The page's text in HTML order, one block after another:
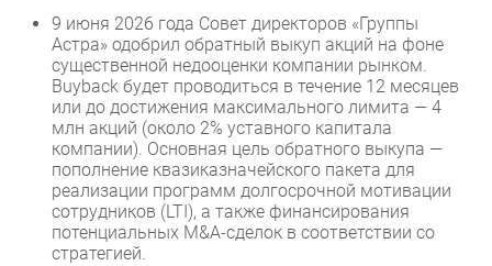
Каталог компаний
9 июня 2026 года Совет директоров «Группы
Астра» одобрил обратный выкуп акций на фоне
существенной недооценки компании рынком.
Buyback будет проводиться в течение 12 месяцев
или до достижения максимального лимита — 4
млн акций (около 2% уставного капитала
компании). Основная цель обратного выкупа —
пополнение квазиказначейского пакета для
реализации программ долгосрочной мотивации
сотрудников (LTI), а также финансирования
потенциальных M&A-сделок в соответствии со
стратегией.